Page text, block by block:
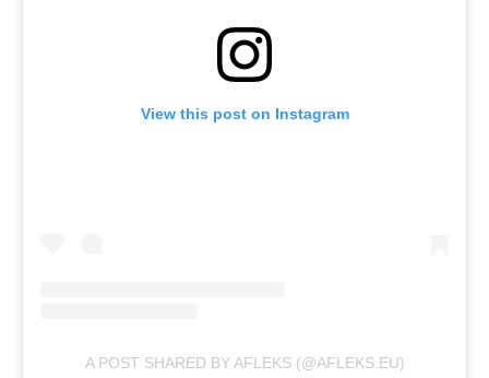
View this post on Instagram
A POST SHARED BY AFLEKS (@AFLEKS.EU)